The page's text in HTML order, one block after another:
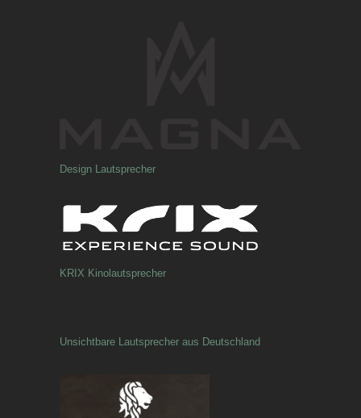
Design Lautsprecher
KRIX Kinolautsprecher
Unsichtbare Lautsprecher aus Deutschland